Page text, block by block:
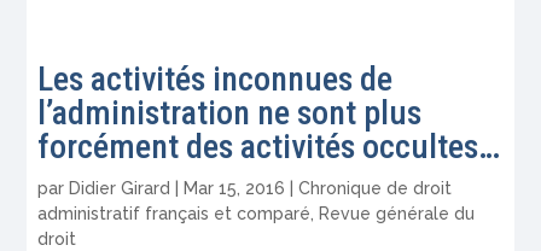
Les activités inconnues de
l’administration ne sont plus
forcément des activités occultes…
par Didier Girard Mar 15, 2016 |Chronique de droit
administratif français et comparé
Revue générale du
droit